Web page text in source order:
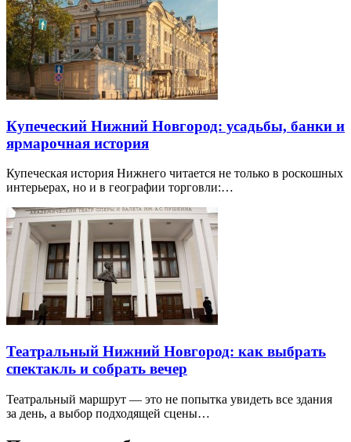
Купеческий Нижний Новгород: усадьбы, банки и
ярмарочная история
Купеческая история Нижнего читается не только в роскошных
интерьерах, но и в географии торговли:…
Театральный Нижний Новгород: как выбрать
спектакль и собрать вечер
Театральный маршрут — это не попытка увидеть все здания
за день, а выбор подходящей сцены…